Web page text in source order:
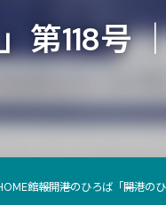
第118号
館報開港のひろば「開港の